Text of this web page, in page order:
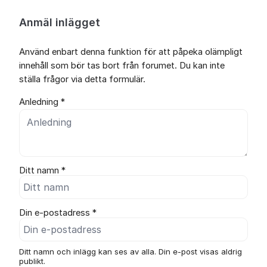
Anmäl inlägget
Använd enbart denna funktion för att påpeka olämpligt
innehåll som bör tas bort från forumet. Du kan inte
ställa frågor via detta formulär.
Anledning *
Ditt namn *
Din e-postadress *
Ditt namn och inlägg kan ses av alla. Din e-post visas aldrig
publikt.